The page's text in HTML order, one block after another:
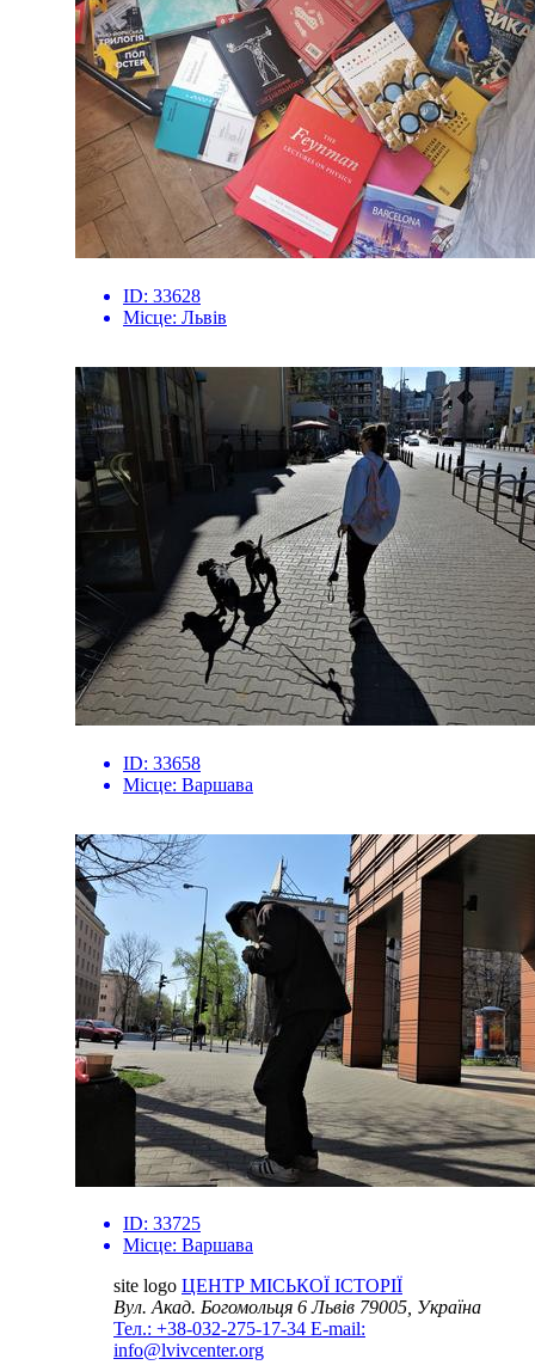
ID: 33628
Місце: Львів
ID: 33658
Місце: Варшава
ID: 33725
Місце: Варшава
site logo ЦЕНТР МІСЬКОЇ ІСТОРІЇ
Вул. Акад. Богомольця 6Львів 79005, Україна
Тел.: +38-032-275-17-34 E-mail:
info@lvivcenter.org